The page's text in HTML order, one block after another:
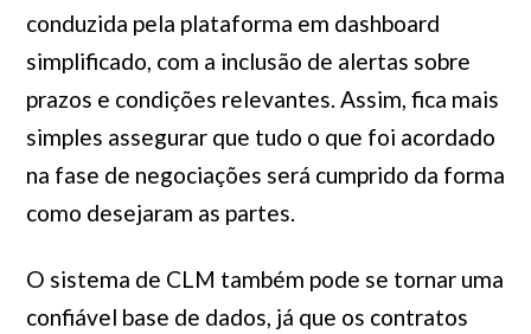
conduzida pela plataforma em dashboard
simplificado, com a inclusão de alertas sobre
prazos e condições relevantes. Assim, fica mais
simples assegurar que tudo o que foi acordado
na fase de negociações será cumprido da forma
como desejaram as partes.
O sistema de CLM também pode se tornar uma
confiável base de dados, já que os contratos